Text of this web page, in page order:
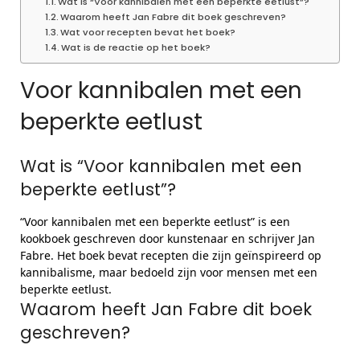
Waarom heeft Jan Fabre dit boek geschreven?
Wat voor recepten bevat het boek?
Wat is de reactie op het boek?
Voor kannibalen met een
beperkte eetlust
Wat is “Voor kannibalen met een
beperkte eetlust”?
“Voor kannibalen met een beperkte eetlust” is een
kookboek geschreven door kunstenaar en schrijver Jan
Fabre. Het boek bevat recepten die zijn geïnspireerd op
kannibalisme, maar bedoeld zijn voor mensen met een
beperkte eetlust.
Waarom heeft Jan Fabre dit boek
geschreven?